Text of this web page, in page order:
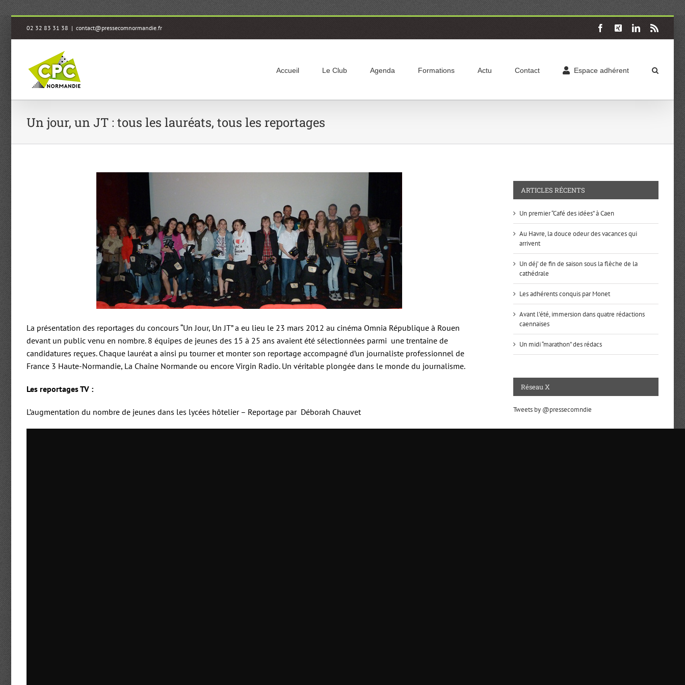
Passer
contenu
02 32 83 31 38 | contact@pressecomnormandie.fr Facebook
X LinkedIn
Accueil Le Club Agenda Formations Actu Contact Espace adhérent
Un jour, un JT : tous les lauréats, tous les reportages
La présentation des reportages du concours “Un Jour, Un JT” a eu lieu le 23 mars 2012 au cinéma Omnia République à Rouen
devant un public venu en nombre. 8 équipes de jeunes des 15 à 25 ans avaient été sélectionnées parmi une trentaine de
candidatures reçues. Chaque lauréat a ainsi pu tourner et monter son reportage accompagné d’un journaliste professionnel de
France 3 Haute-Normandie, La Chaîne Normande ou encore Virgin Radio. Un véritable plongée dans le monde du journalisme.
Les reportages TV :
L’augmentation du nombre de jeunes dans les lycées hôtelier – Reportage par Déborah Chauvet
ARTICLES RÉCENTS
Un premier “Café des idées” à Caen
Au Havre, la douce odeur des vacances qui
arrivent
Un déj’ de fin de saison sous la flèche de la
cathédrale
Les adhérents conquis par Monet
Avant l’été, immersion dans quatre rédactions
caennaises
Un midi “marathon” des rédacs
Réseau X
Tweets by @pressecomndie